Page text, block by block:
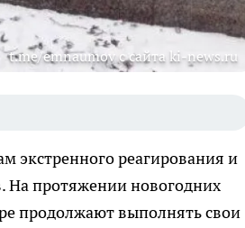
t.me/emnaumov с сайта ki-news.ru
экстренного реагирования и
На протяжении новогодних
продолжают выполнять свои